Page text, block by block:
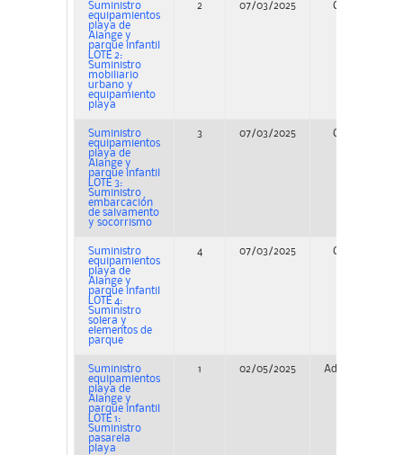
Suministro
equipamientos
playa de
Alange y
parque infantil
LOTE 2:
Suministro
mobiliario
urbano y
equipamiento
playa
2 07/03/2025 Concurso
Suministro
equipamientos
playa de
Alange y
parque infantil
LOTE 3:
Suministro
embarcación
de salvamento
y socorrismo
3 07/03/2025 Concurso
Suministro
equipamientos
playa de
Alange y
parque infantil
LOTE 4:
Suministro
solera y
elementos de
parque
4 07/03/2025 Concurso
Suministro
equipamientos
playa de
Alange y
parque infantil
LOTE 1:
Suministro
pasarela
playa
1 02/05/2025 Adjudicación